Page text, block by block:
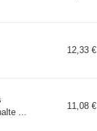
12,33 €
...
11,08 €